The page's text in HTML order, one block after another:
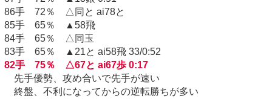
86手 72％ △同と ai78と
85手 65％ ▲58飛
84手 65％ △同玉
83手 65％ ▲21と ai58飛 33/0:52
82手 75％ △67と ai67歩 0:17
先手優勢、攻め合いで先手が速い
終盤、不利になってからの逆転勝ちが多い